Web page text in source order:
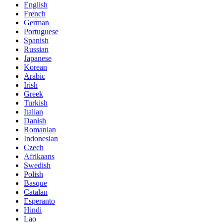
English
French
German
Portuguese
Spanish
Russian
Japanese
Korean
Arabic
Irish
Greek
Turkish
Italian
Danish
Romanian
Indonesian
Czech
Afrikaans
Swedish
Polish
Basque
Catalan
Esperanto
Hindi
Lao